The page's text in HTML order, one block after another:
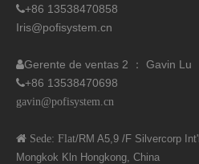
+86 13538470858
Iris@pofisystem.cn
Gerente de ventas 2 ： Gavin Lu
+86 13538470698
gavin@pofisystem.cn
 Sede: Flat/RM A5,9 /F Silvercorp Int'l
Mongkok Kln Hongkong, China